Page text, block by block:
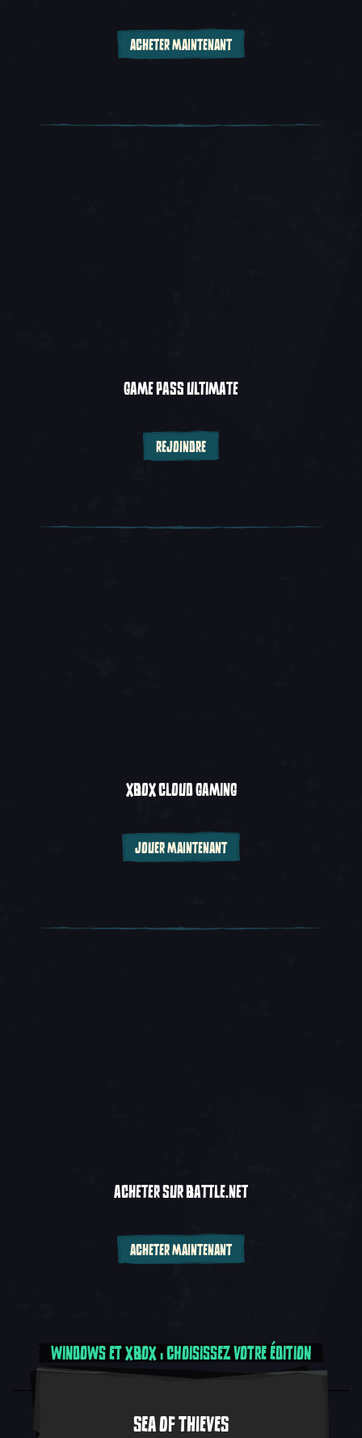
ACHETER MAINTENANT
GAME PASS ULTIMATE
REJOINDRE
XBOX CLOUD GAMING
JOUER MAINTENANT
ACHETER SUR BATTLE.NET
ACHETER MAINTENANT
WINDOWS ET XBOX : CHOISISSEZ VOTRE ÉDITION
SEA OF THIEVES